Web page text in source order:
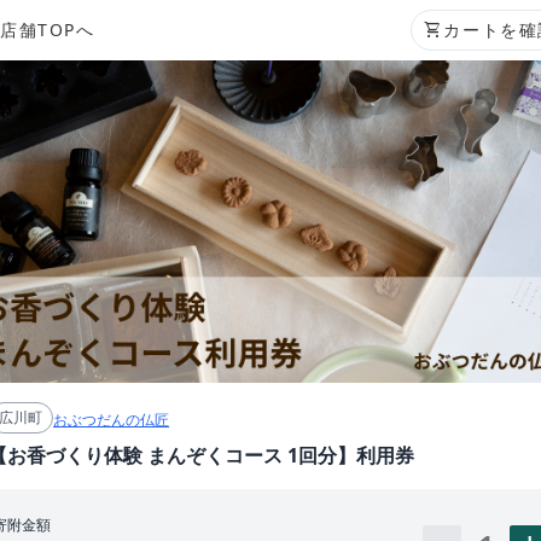
店舗TOPへ shopping_cart カートを
広川町 おぶつだんの仏匠
【お香づくり体験 まんぞくコース 1回分】利用券
附金額